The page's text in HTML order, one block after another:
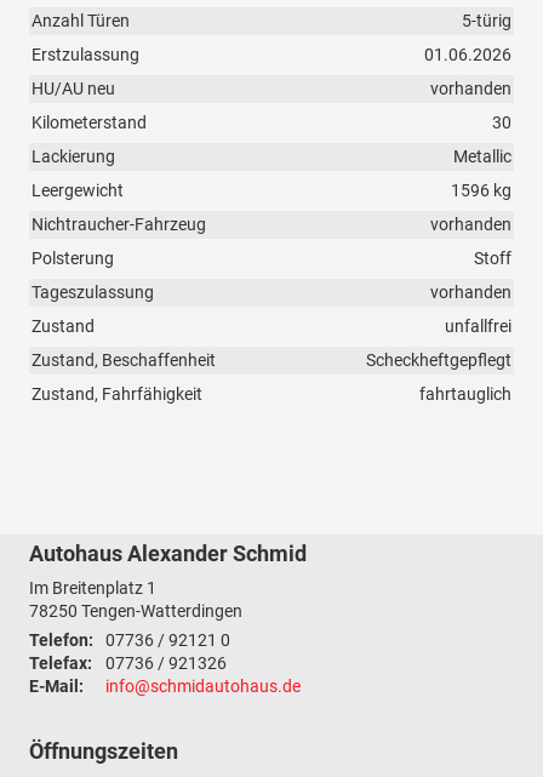
Anzahl Türen
5-türig
Erstzulassung
01.06.2026
HU/AU neu
vorhanden
Kilometerstand
30
Lackierung
Metallic
Leergewicht
1596 kg
Nichtraucher-Fahrzeug
vorhanden
Polsterung
Stoff
Tageszulassung
vorhanden
Zustand
unfallfrei
Zustand, Beschaffenheit
Scheckheftgepflegt
Zustand, Fahrfähigkeit
fahrtauglich
Autohaus Alexander Schmid
Im Breitenplatz 1
78250 Tengen-Watterdingen
Telefon:
07736 / 92121 0
Telefax:
07736 / 921326
E-Mail:
info@schmidautohaus.de
Öffnungszeiten